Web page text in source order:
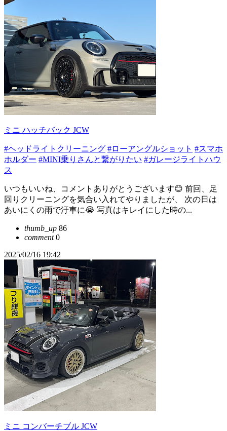
ミニ ハッチバック JCW
#ヘッドライトクリーニング #ローアングルショット #スマホ
ホルダー #MINI乗りさんと繋がりたい #ガレージライトハウ
ス
いつもいいね、コメントありがとうございます😊 前回、足
回りクリーニングを気合い入れてやりましたが、 次の日は
あいにくの雨で汙車に😭 写真はキレイにした時の...
thumb_up 86
comment0
2025/02/16 19:42
ミニ コンバーチブル JCW